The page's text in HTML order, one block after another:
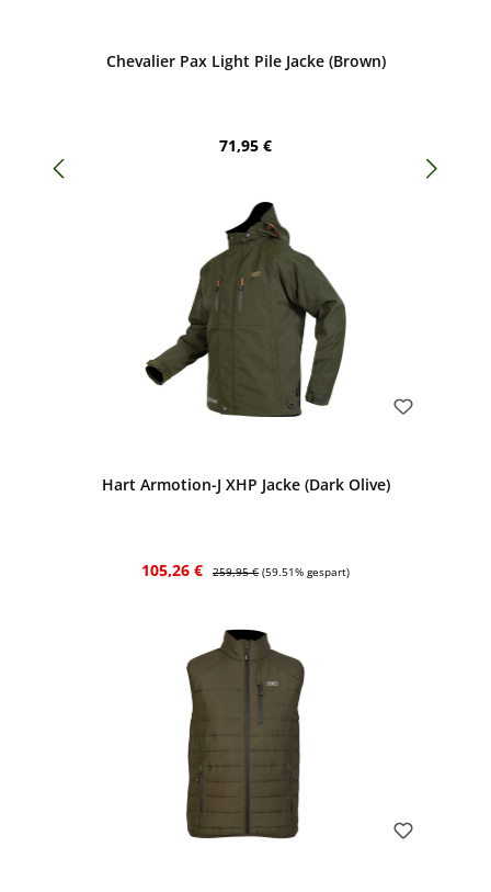
Chevalier Pax Light Pile Jacke (Brown)
Regulärer Preis:
71,95 €
Hart Armotion-J XHP Jacke (Dark Olive)
Verkaufspreis:
105,26 € Regulärer Preis:
259,95 € (59.51% gespart)